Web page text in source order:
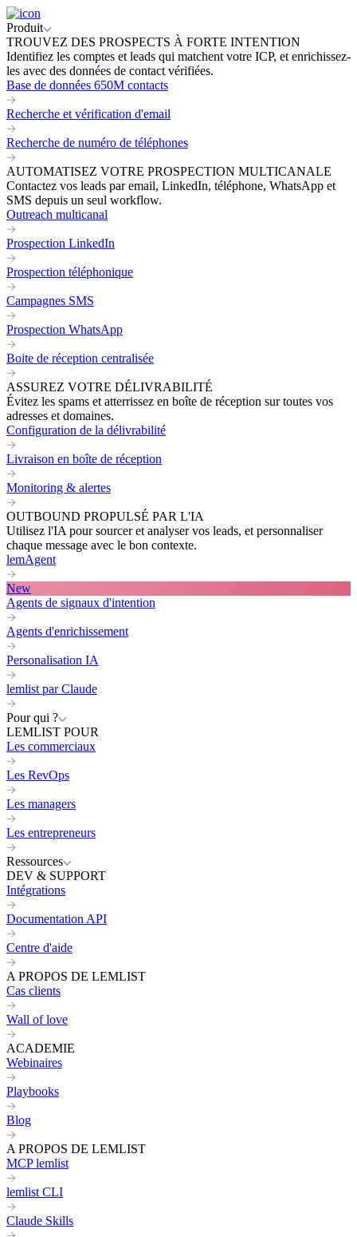
Produit
TROUVEZ DES PROSPECTS À FORTE INTENTION
Identifiez les comptes et leads qui matchent votre ICP, et enrichissez-
les avec des données de contact vérifiées.
Base de données 650M contacts
Recherche et vérification d'email
Recherche de numéro de téléphones
AUTOMATISEZ VOTRE PROSPECTION MULTICANALE
Contactez vos leads par email, LinkedIn, téléphone, WhatsApp et
SMS depuis un seul workflow.
Outreach multicanal
Prospection LinkedIn
Prospection téléphonique
Campagnes SMS
Prospection WhatsApp
Boite de réception centralisée
ASSUREZ VOTRE DÉLIVRABILITÉ
Évitez les spams et atterrissez en boîte de réception sur toutes vos
adresses et domaines.
Configuration de la délivrabilité
Livraison en boîte de réception
Monitoring & alertes
OUTBOUND PROPULSÉ PAR L'IA
Utilisez l'IA pour sourcer et analyser vos leads, et personnaliser
chaque message avec le bon contexte.
lemAgent
New
Agents de signaux d'intention
Agents d'enrichissement
Personalisation IA
lemlist par Claude
Pour qui ?
LEMLIST POUR
Les commerciaux
Les RevOps
Les managers
Les entrepreneurs
Ressources
DEV & SUPPORT
Intégrations
Documentation API
Centre d'aide
A PROPOS DE LEMLIST
Cas clients
Wall of love
ACADEMIE
Webinaires
Playbooks
Blog
A PROPOS DE LEMLIST
MCP lemlist
lemlist CLI
Claude Skills